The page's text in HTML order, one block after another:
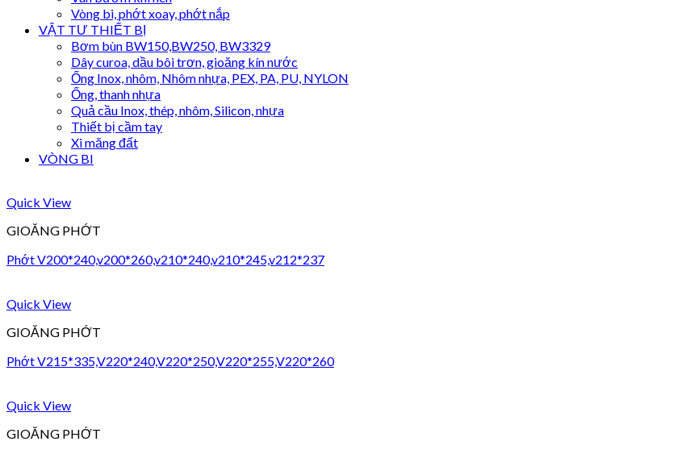
Vòng bi, phớt xoay, phớt nắp
VẬT TƯ THIẾT BỊ
Bơm bùn BW150,BW250, BW3329
Dây curoa, dầu bôi trơn, gioăng kín nước
Ống Inox, nhôm, Nhôm nhựa, PEX, PA, PU, NYLON
Ống, thanh nhựa
Quả cầu Inox, thép, nhôm, Silicon, nhựa
Thiết bị cầm tay
Xi măng đất
VÒNG BI
Quick View
GIOĂNG PHỚT
Phớt V200*240,v200*260,v210*240,v210*245,v212*237
Quick View
GIOĂNG PHỚT
Phớt V215*335,V220*240,V220*250,V220*255,V220*260
Quick View
GIOĂNG PHỚT